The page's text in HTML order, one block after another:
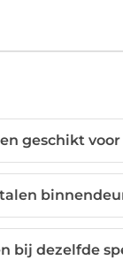
geschikt
bij dezelfde